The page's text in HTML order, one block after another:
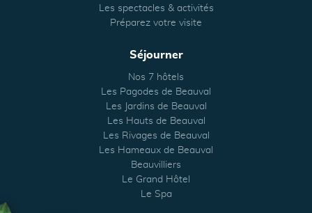
Les spectacles & activités
Préparez votre visite
Séjourner
Nos 7 hôtels
Les Pagodes de Beauval
Les Jardins de Beauval
Les Hauts de Beauval
Les Rivages de Beauval
Les Hameaux de Beauval
Beauvilliers
Le Grand Hôtel
Le Spa